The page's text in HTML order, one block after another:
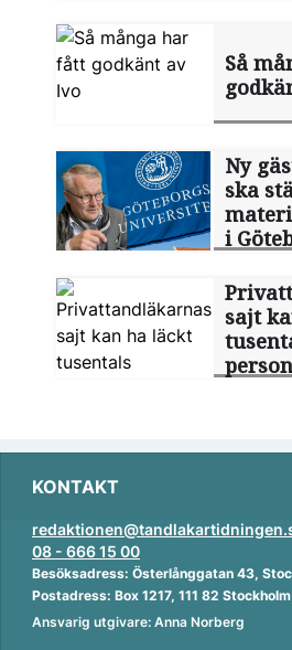
Så
Ny
ska
i
sajt
KONTAKT
08 - 666 15 00
Besöksadress: Österlånggatan 43,
Postadress: Box 1217, 111 82 Stockholm
Ansvarig utgivare: Anna Norberg